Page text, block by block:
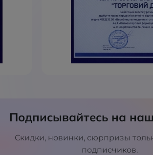
Подписывайтесь на
Скидки, новинки, сюрпризы
подписчиков.